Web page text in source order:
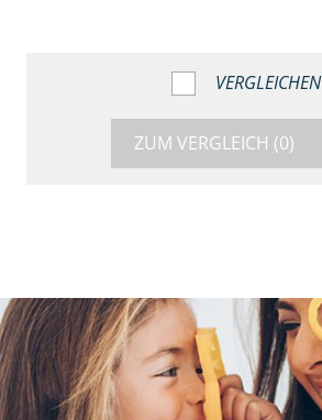
VERGLEICHEN
ZUM VERGLEICH (0)